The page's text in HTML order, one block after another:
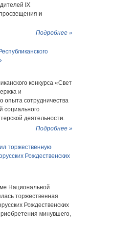
IХ
и
Подробнее »
конкурса «Свет
и
опыта сотрудничества
социального
деятельности.
Подробнее »
торжественную
Рождественских
Национальной
торжественная
Рождественских
минувшего,